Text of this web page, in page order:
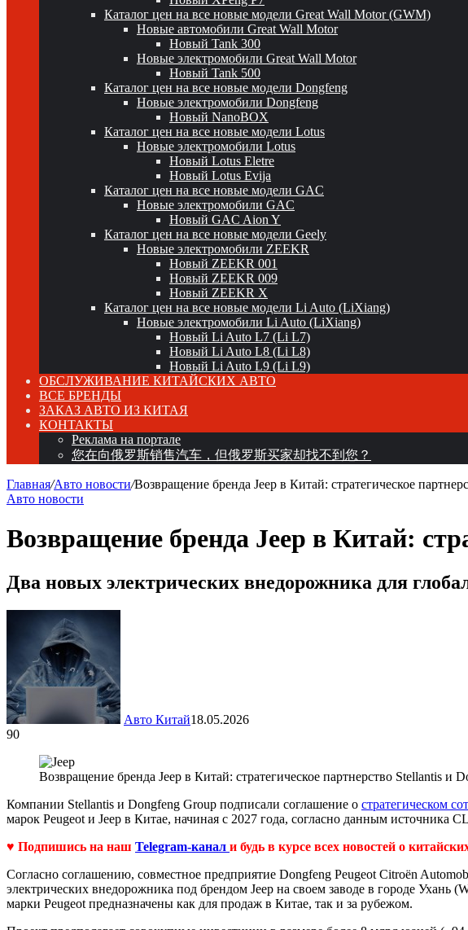
Каталог цен на все новые модели Great Wall Motor (GWM)
Новые автомобили Great Wall Motor
Новый Tank 300
Новые электромобили Great Wall Motor
Новый Tank 500
Каталог цен на все новые модели Dongfeng
Новые электромобили Dongfeng
Новый NanoBOX
Каталог цен на все новые модели Lotus
Новые электромобили Lotus
Новый Lotus Eletre
Новый Lotus Evija
Каталог цен на все новые модели GAC
Новые электромобили GAC
Новый GAC Aion Y
Каталог цен на все новые модели Geely
Новые электромобили ZEEKR
Новый ZEEKR 001
Новый ZEEKR 009
Новый ZEEKR X
Каталог цен на все новые модели Li Auto (LiXiang)
Новые электромобили Li Auto (LiXiang)
Новый Li Auto L7 (Li L7)
Новый Li Auto L8 (Li L8)
Новый Li Auto L9 (Li L9)
ОБСЛУЖИВАНИЕ КИТАЙСКИХ АВТО
ВСЕ БРЕНДЫ
ЗАКАЗ АВТО ИЗ КИТАЯ
КОНТАКТЫ
Реклама на портале
您在向俄罗斯销售汽车，但俄罗斯买家却找不到您？
Главная/Авто новости/Возвращение бренда Jeep в Китай: стратегическое
Авто новости
Возвращение бренда Jeep в Китай:
Два новых электрических внедорожника для
Авто Китай18.05.2026
90
Возвращение бренда Jeep в Китай: стратегическое партнерство Stellantis и
Компании Stellantis и Dongfeng Group подписали соглашение о стратегическом
марок Peugeot и Jeep в Китае, начиная с 2027 года, согласно данным источника
♥ Подпишись на наш Telegram-канал и будь в курсе всех новостей о
Согласно соглашению, совместное предприятие Dongfeng Peugeot Citroën
электрических внедорожника под брендом Jeep на своем заводе в городе
марки Peugeot предназначены как для продаж в Китае, так и за рубежом.